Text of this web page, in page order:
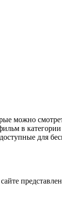
можно
в
для